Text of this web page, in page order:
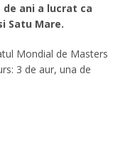
de ani a lucrat ca
Satu Mare.
Mondial de Masters
3 de aur, una de